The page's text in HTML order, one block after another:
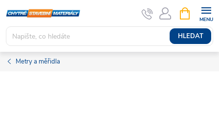
na
obsah
HLEDAT
NÁKUPNÍ
KOŠÍK
Metry a měřidla